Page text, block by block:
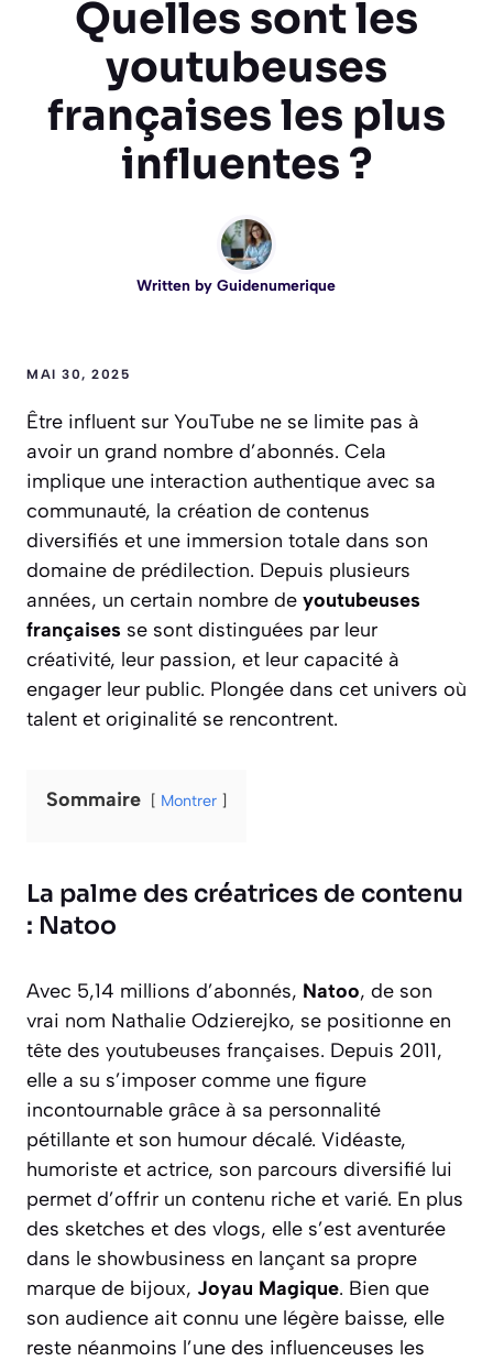
Quelles sont les
youtubeuses
françaises les plus
influentes ?
Written by Guidenumerique
MAI 30, 2025
Être influent sur YouTube ne se limite pas à
avoir un grand nombre d’abonnés. Cela
implique une interaction authentique avec sa
communauté, la création de contenus
diversifiés et une immersion totale dans son
domaine de prédilection. Depuis plusieurs
années, un certain nombre de youtubeuses
françaises se sont distinguées par leur
créativité, leur passion, et leur capacité à
engager leur public. Plongée dans cet univers où
talent et originalité se rencontrent.
Sommaire Montrer
La palme des créatrices de contenu
: Natoo
Avec 5,14 millions d’abonnés, Natoo, de son
vrai nom Nathalie Odzierejko, se positionne en
tête des youtubeuses françaises. Depuis 2011,
elle a su s’imposer comme une figure
incontournable grâce à sa personnalité
pétillante et son humour décalé. Vidéaste,
humoriste et actrice, son parcours diversifié lui
permet d’offrir un contenu riche et varié. En plus
des sketches et des vlogs, elle s’est aventurée
dans le showbusiness en lançant sa propre
marque de bijoux, Joyau Magique. Bien que
son audience ait connu une légère baisse, elle
reste néanmoins l’une des influenceuses les